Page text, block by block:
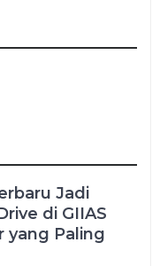
Jadi
di GIIAS
yang Paling